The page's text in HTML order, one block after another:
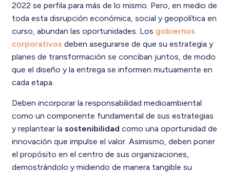
2022 se perfila para más de lo mismo. Pero, en medio de
toda esta disrupción económica, social y geopolítica en
curso, abundan las oportunidades. Los gobiernos
corporativos deben asegurarse de que su estrategia y
planes de transformación se conciban juntos, de modo
que el diseño y la entrega se informen mutuamente en
cada etapa.
Deben incorporar la responsabilidad medioambiental
como un componente fundamental de sus estrategias
y replantear la sostenibilidad como una oportunidad de
innovación que impulse el valor. Asimismo, deben poner
el propósito en el centro de sus organizaciones,
demostrándolo y midiendo de manera tangible su